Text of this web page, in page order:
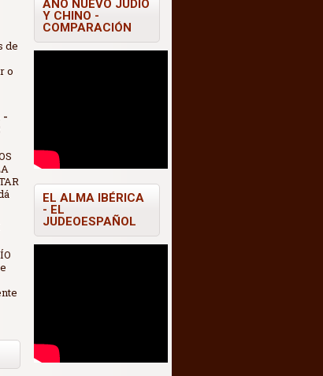
o
-
AÑO NUEVO JUDÍO
Y CHINO -
COMPARACIÓN
EL ALMA IBÉRICA
- EL
JUDEOESPAÑOL